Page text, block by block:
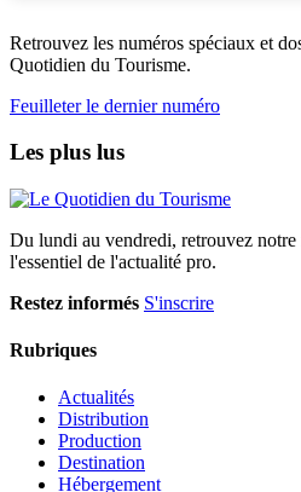
Retrouvez les numéros spéciaux et
Quotidien du Tourisme.
Feuilleter le dernier numéro
Les plus lus
Du lundi au vendredi, retrouvez
l'essentiel de l'actualité pro.
Restez informés S'inscrire
Rubriques
Actualités
Distribution
Production
Destination
Hébergement